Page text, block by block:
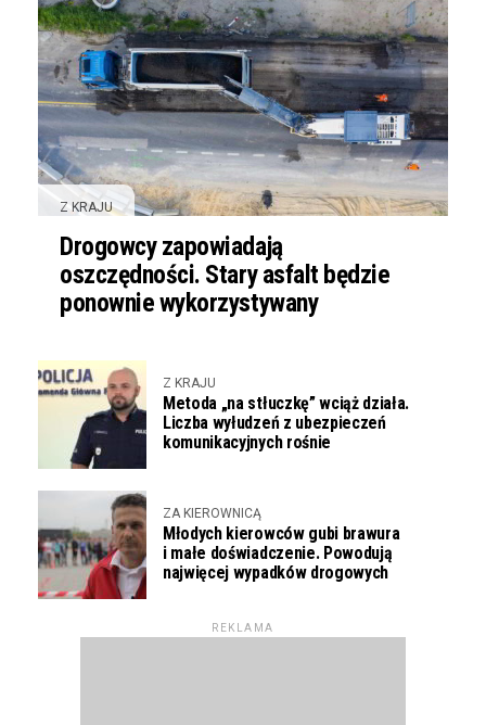
Z KRAJU
Drogowcy zapowiadają
oszczędności. Stary asfalt będzie
ponownie wykorzystywany
Z KRAJU
Metoda „na stłuczkę” wciąż działa.
Liczba wyłudzeń z ubezpieczeń
komunikacyjnych rośnie
ZA KIEROWNICĄ
Młodych kierowców gubi brawura
i małe doświadczenie. Powodują
najwięcej wypadków drogowych
REKLAMA